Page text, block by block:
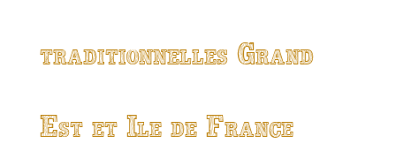
traditionnelles Grand
Est et Ile de France